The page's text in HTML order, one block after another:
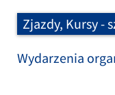
Zjazdy, Kursy -
Wydarzenia